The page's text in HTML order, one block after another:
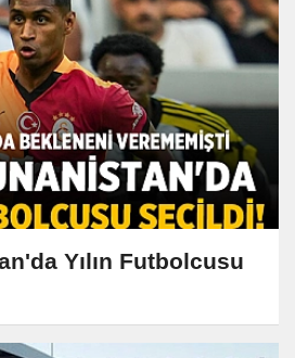
Yılın Futbolcusu